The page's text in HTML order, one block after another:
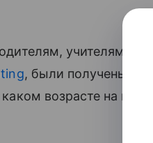
учителям и
, были получены
возрасте на